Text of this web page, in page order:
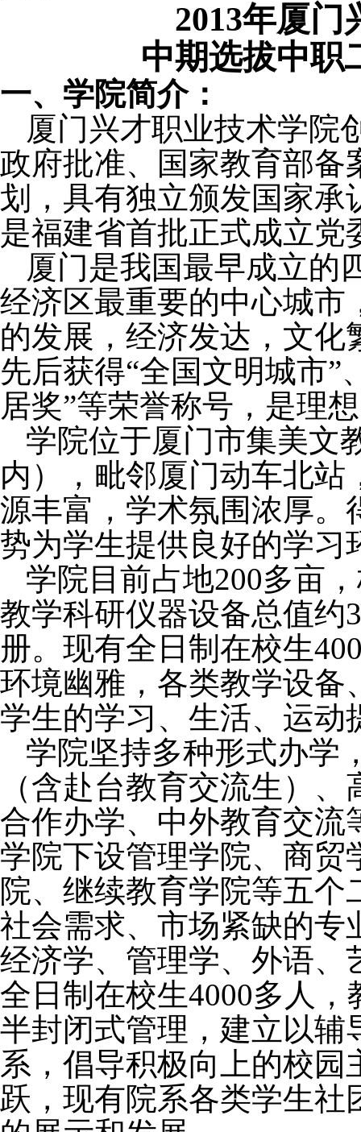
2013年厦门
中期选拔中职
一、学院简介：
厦门兴才职业技术学院
政府批准、国家教育部备
划，具有独立颁发国家承
是福建省首批正式成立党
厦门是我国最早成立的
经济区最重要的中心城市
的发展，经济发达，文
先后获得“全国文明城市”
居奖”等荣誉称号，是理
学院位于厦门市集美文
内），毗邻厦门动车北
源丰富，学术氛围浓厚。
势为学生提供良好的学习
学院目前占地200多亩
教学科研仪器设备总值约
册。现有全日制在校生
环境幽雅，各类教学设备
学生的学习、生活、运动
学院坚持多种形式办学
（含赴台教育交流生）
合作办学、中外教育交流
学院下设管理学院、商贸
院、继续教育学院等五个
社会需求、市场紧缺的专
经济学、管理学、外语、
全日制在校生4000多人，
半封闭式管理，建立以辅
系，倡导积极向上的校
跃，现有院系各类学生社